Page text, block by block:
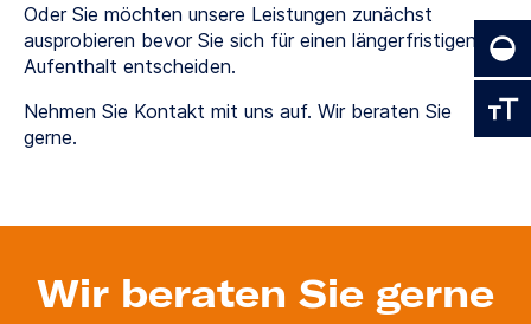
Oder Sie möchten unsere Leistungen zunächst
ausprobieren bevor Sie sich für einen längerfristigen
Aufenthalt entscheiden.
Nehmen Sie Kontakt mit uns auf. Wir beraten Sie
gerne.
Wir beraten Sie gerne